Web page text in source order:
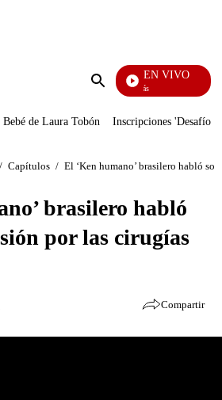
Enviar
EN VIVO
También Caerás
Bebé de Laura Tobón Inscripciones 'Desafío'
/ Capítulos / El ‘Ken humano’ brasilero habló
brasilero habló
por las cirugías
Compartir